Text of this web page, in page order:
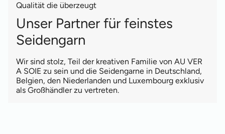
Qualität die überzeugt
Unser Partner für feinstes
Seidengarn
Wir sind stolz, Teil der kreativen Familie von AU VER
A SOIE zu sein und die Seidengarne in Deutschland,
Belgien, den Niederlanden und Luxembourg exklusiv
als Großhändler zu vertreten.